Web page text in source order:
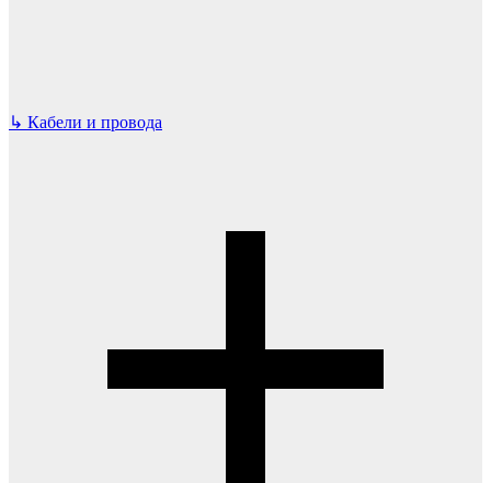
↳ Кабели и провода